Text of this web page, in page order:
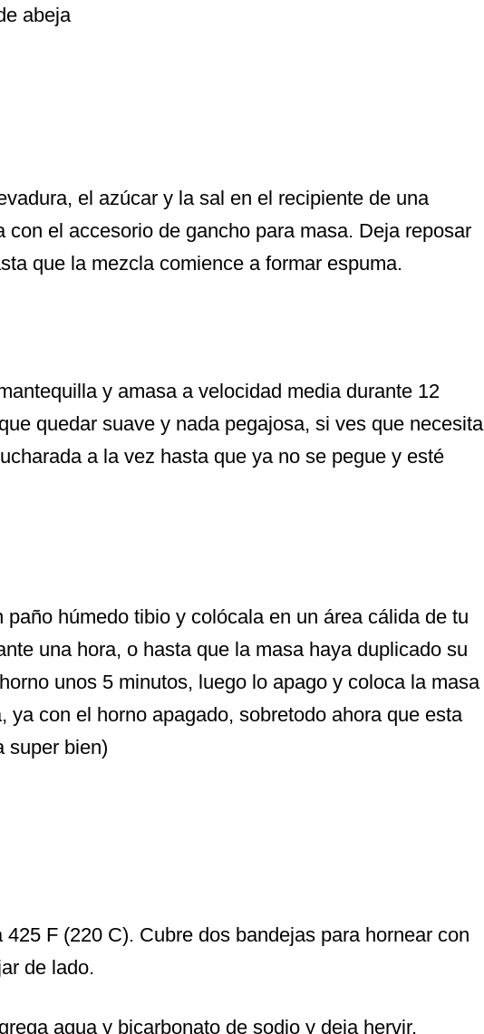
abeja
el azúcar y la sal en el recipiente de una
con el accesorio de gancho para masa. Deja reposar
que la mezcla comience a formar espuma.
y amasa a velocidad media durante 12
quedar suave y nada pegajosa, si ves que necesita
a la vez hasta que ya no se pegue y esté
paño húmedo tibio y colócala en un área cálida de tu
una hora, o hasta que la masa haya duplicado su
unos 5 minutos, luego lo apago y coloca la masa
ya con el horno apagado, sobretodo ahora que esta
super bien)
F (220 C). Cubre dos bandejas para hornear con
de lado.
agua y bicarbonato de sodio y deja hervir.